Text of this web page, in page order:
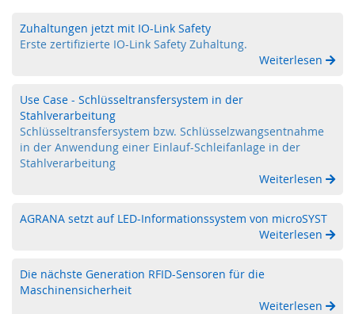
c
h
n
s
o
r
i
L
i
t
v
Zuhaltungen jetzt mit IO-Link Safety
Erste zertifizierte IO-Link Safety Zuhaltung.
Weiterlesen
Use Case - Schlüsseltransfersystem in der
Stahlverarbeitung
Schlüsseltransfersystem bzw. Schlüsselzwangsentnahme
in der Anwendung einer Einlauf-Schleifanlage in der
Stahlverarbeitung
Weiterlesen
AGRANA setzt auf LED-Informationssystem von microSYST
Weiterlesen
Die nächste Generation RFID-Sensoren für die
Maschinensicherheit
Weiterlesen